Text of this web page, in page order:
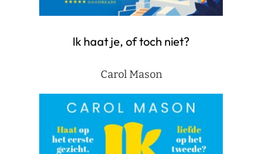
Ik haat je, of toch niet?
Carol Mason